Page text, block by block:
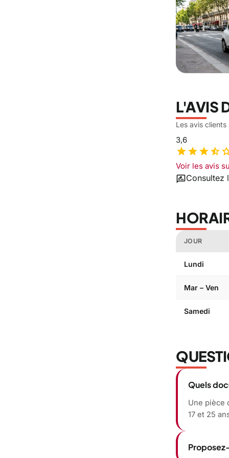
L'AVIS
Les avis
3,6
starstarstarstar_half
Voir les avis
rate_reviewConsultez
JOUR
Lundi
Mar – Ven
Samedi
Quels
Une pièce
17 et 25